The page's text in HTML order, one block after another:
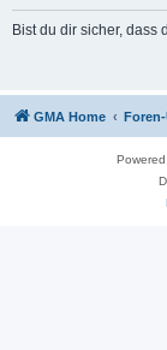
Bist du dir sicher, dass
GMA Home